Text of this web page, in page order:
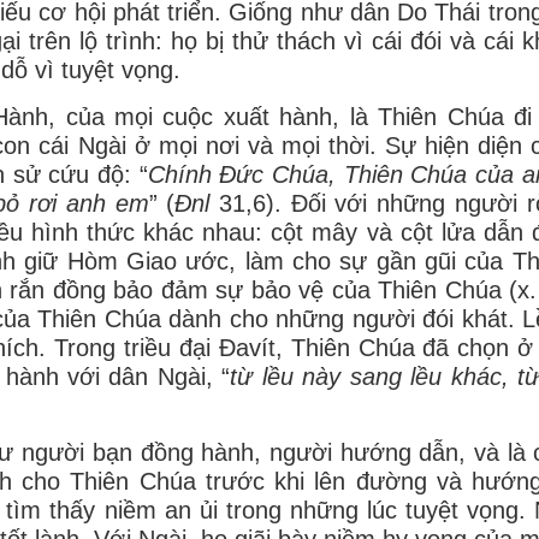
cơ hội phát triển. Giống như dân Do Thái
trên lộ trình: họ bị thử thách vì cái đói và cái
vì tuyệt vọng.
của mọi cuộc xuất hành, là Thiên Chúa
cái Ngài ở mọi nơi và mọi thời. Sự hiện diện
sử cứu độ: “Chính Ðức Chúa, Thiên Chúa của
rơi anh em” (Đnl31,6). Đối với những người
hình thức khác nhau: cột mây và cột lửa dẫn
giữ Hòm Giao ước, làm cho sự gần gũi của
đồng bảo đảm sự bảo vệ của Thiên Chúa
Thiên Chúa dành cho những người đói khát.
Trong triều đại Đavít, Thiên Chúa đã chọn ở
với dân Ngài, “từ lều này sang lều khác,
người bạn đồng hành, người hướng dẫn, và là
cho Thiên Chúa trước khi lên đường và
thấy niềm an ủi trong những lúc tuyệt vọng.